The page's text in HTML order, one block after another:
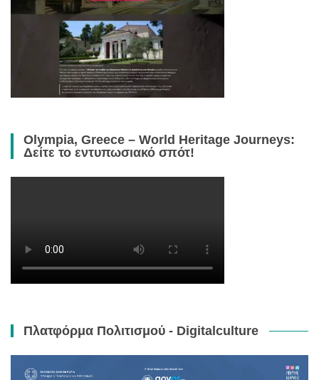
Olympia, Greece – World Heritage Journeys:
Δείτε το εντυπωσιακό σπότ!
Πλατφόρμα Πολιτισμού - Digitalculture